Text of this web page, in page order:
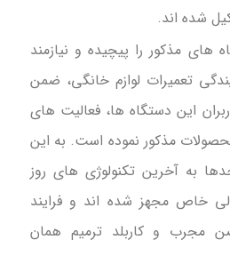
شده اند.
های مذکور را پیچیده و نیازمند
تعمیرات لوازم خانگی، ضمن
این دستگاه ها، فعالیت های
مذکور نموده است. به این
به آخرین تکنولوژی های روز
خاص مجهز شده اند و فرایند
مجرب و کاربلد ترمیم همان